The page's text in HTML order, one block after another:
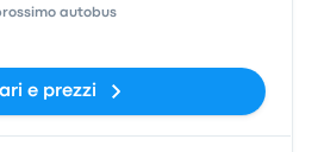
autobus
e prezzi